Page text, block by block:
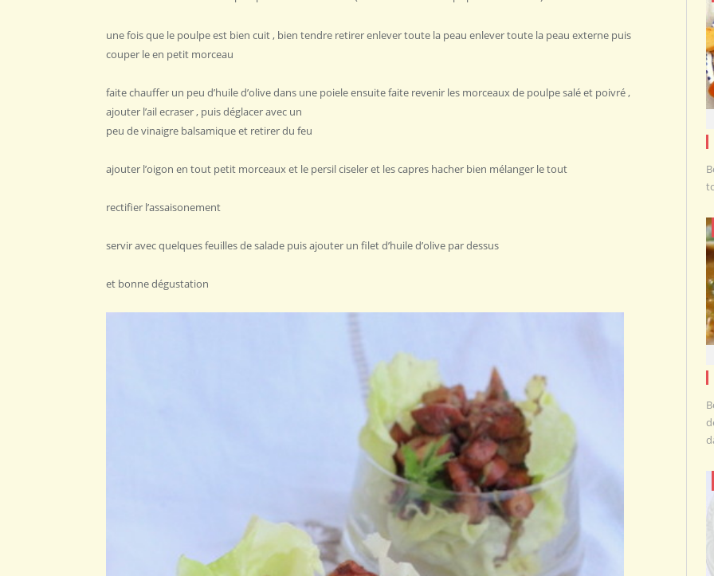
une fois que le poulpe est bien cuit , bien tendre retirer enlever toute la peau enlever toute la peau externe puis
couper le en petit morceau
faite chauffer un peu d’huile d’olive dans une poiele ensuite faite revenir les morceaux de poulpe salé et poivré ,
ajouter l’ail ecraser , puis déglacer avec un
peu de vinaigre balsamique et retirer du feu
ajouter l’oigon en tout petit morceaux et le persil ciseler et les capres hacher bien mélanger le tout
rectifier l’assaisonement
servir avec quelques feuilles de salade puis ajouter un filet d’huile d’olive par dessus
et bonne dégustation